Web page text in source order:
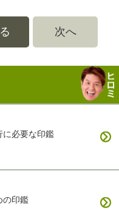
次へ
に必要な印鑑
の印鑑